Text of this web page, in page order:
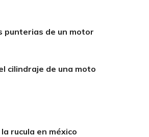
punterias de un motor
cilindraje de una moto
rucula en méxico